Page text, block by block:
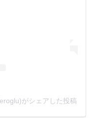
がシェアした投稿